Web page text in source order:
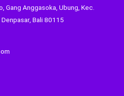
Gang Anggasoka, Ubung, Kec.
Bali 80115